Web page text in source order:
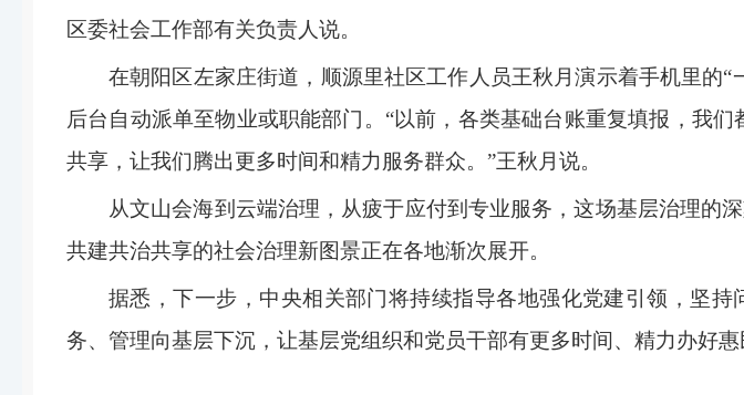
区委社会工作部有关负责人说。
在朝阳区左家庄街道，顺源里社区工作人员王秋月演示着手机里的
后台自动派单至物业或职能部门。“以前，各类基础台账重复填报，我
共享，让我们腾出更多时间和精力服务群众。”王秋月说。
从文山会海到云端治理，从疲于应付到专业服务，这场基层治理的
共建共治共享的社会治理新图景正在各地渐次展开。
据悉，下一步，中央相关部门将持续指导各地强化党建引领，坚
务、管理向基层下沉，让基层党组织和党员干部有更多时间、精力办好